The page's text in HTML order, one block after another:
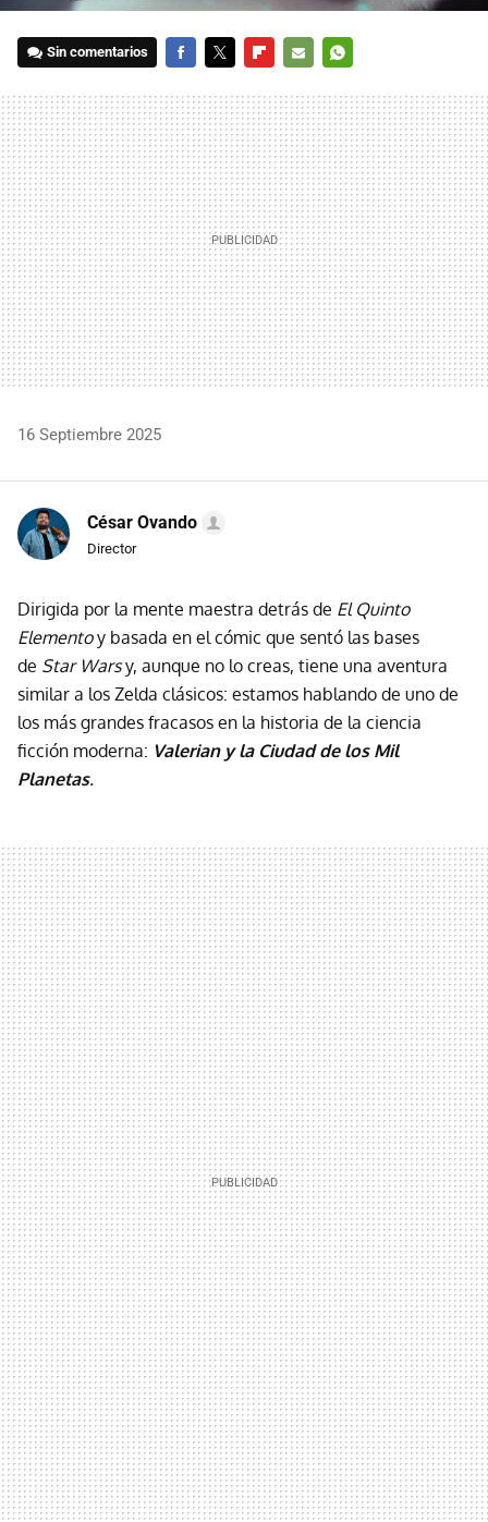
Sin comentarios
MAIL
16 Septiembre 2025
César Ovando
Director
Dirigida por la mente maestra detrás de El Quinto
Elementoy basada en el cómic que sentó las bases
de Star Warsy, aunque no lo creas, tiene una aventura
similar a los Zelda clásicos: estamos hablando de uno de
los más grandes fracasos en la historia de la ciencia
ficción moderna: Valerian y la Ciudad de los Mil
Planetas.